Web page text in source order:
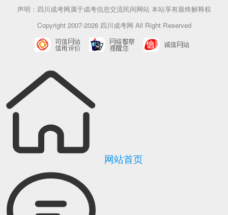
声明：四川成考网属于成考信息交流民间网站 本站享有最终解释权
Copyright 2007-2026 四川成考网 All Right Reserved
网站首页